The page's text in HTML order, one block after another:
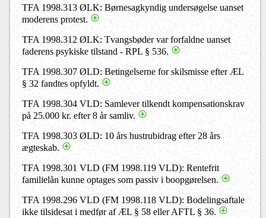
TFA 1998.313 ØLK: Børnesagkyndig undersøgelse uanset
moderens protest.
TFA 1998.312 ØLK: Tvangsbøder var forfaldne uanset
faderens psykiske tilstand - RPL § 536.
TFA 1998.307 ØLD: Betingelserne for skilsmisse efter ÆL
§ 32 fandtes opfyldt.
TFA 1998.304 VLD: Samlever tilkendt kompensationskrav
på 25.000 kr. efter 8 år samliv.
TFA 1998.303 ØLD: 10 års hustrubidrag efter 28 års
ægteskab.
TFA 1998.301 VLD (FM 1998.119 VLD): Rentefrit
familielån kunne optages som passiv i boopgørelsen.
TFA 1998.296 VLD (FM 1998.118 VLD): Bodelingsaftale
ikke tilsidesat i medfør af ÆL § 58 eller AFTL § 36.